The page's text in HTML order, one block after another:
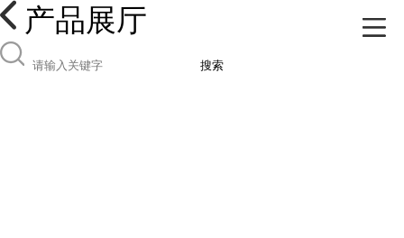
产品展厅
搜索